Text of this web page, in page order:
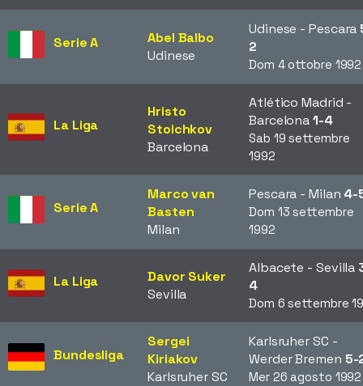
Serie A
Abel Balbo
Udinese
Udinese - Pescara
2
Dom 4 ottobre 1992
La Liga
Hristo
Stoichkov
Barcelona
Atlético Madrid -
Barcelona1-4
Sab 19 settembre
1992
Serie A
Marco van
Basten
Milan
Pescara - Milan 4-
Dom 13 settembre
1992
La Liga
Davor Suker
Sevilla
Albacete - Sevilla
4
Dom 6 settembre
Bundesliga
Sergei
Kiriakov
Karlsruher SC
Karlsruher SC -
Werder Bremen 5-
Mer 26 agosto 1992